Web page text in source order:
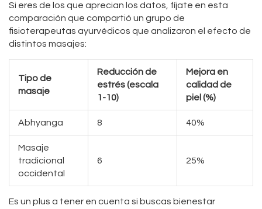
Si eres de los que aprecian los datos, fíjate en esta
comparación que compartió un grupo de
fisioterapeutas ayurvédicos que analizaron el efecto de
distintos masajes:
Tipo de
masaje
Reducción de
estrés (escala
1-10)
Mejora en
calidad de
piel (%)
Abhyanga 8 40%
Masaje
tradicional
occidental
6 25%
Es un plus a tener en cuenta si buscas bienestar